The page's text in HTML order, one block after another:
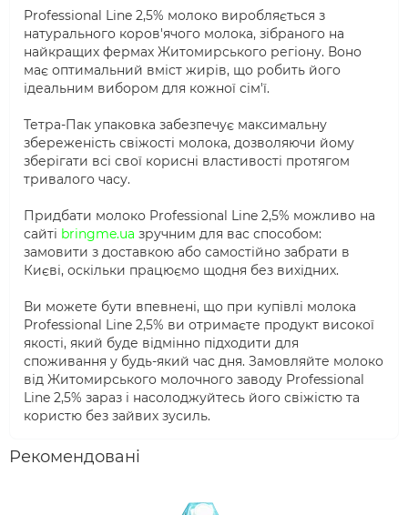
Professional Line 2,5% молоко виробляється з
натурального коров'ячого молока, зібраного на
найкращих фермах Житомирського регіону. Воно
має оптимальний вміст жирів, що робить його
ідеальним вибором для кожної сім'ї.
Тетра-Пак упаковка забезпечує максимальну
збереженість свіжості молока, дозволяючи йому
зберігати всі свої корисні властивості протягом
тривалого часу.
Придбати молоко Professional Line 2,5% можливо на
сайті bringme.ua зручним для вас способом:
замовити з доставкою або самостійно забрати в
Києві, оскільки працюємо щодня без вихідних.
Ви можете бути впевнені, що при купівлі молока
Professional Line 2,5% ви отримаєте продукт високої
якості, який буде відмінно підходити для
споживання у будь-який час дня. Замовляйте молоко
від Житомирського молочного заводу Professional
Line 2,5% зараз і насолоджуйтесь його свіжістю та
користю без зайвих зусиль.
Рекомендовані